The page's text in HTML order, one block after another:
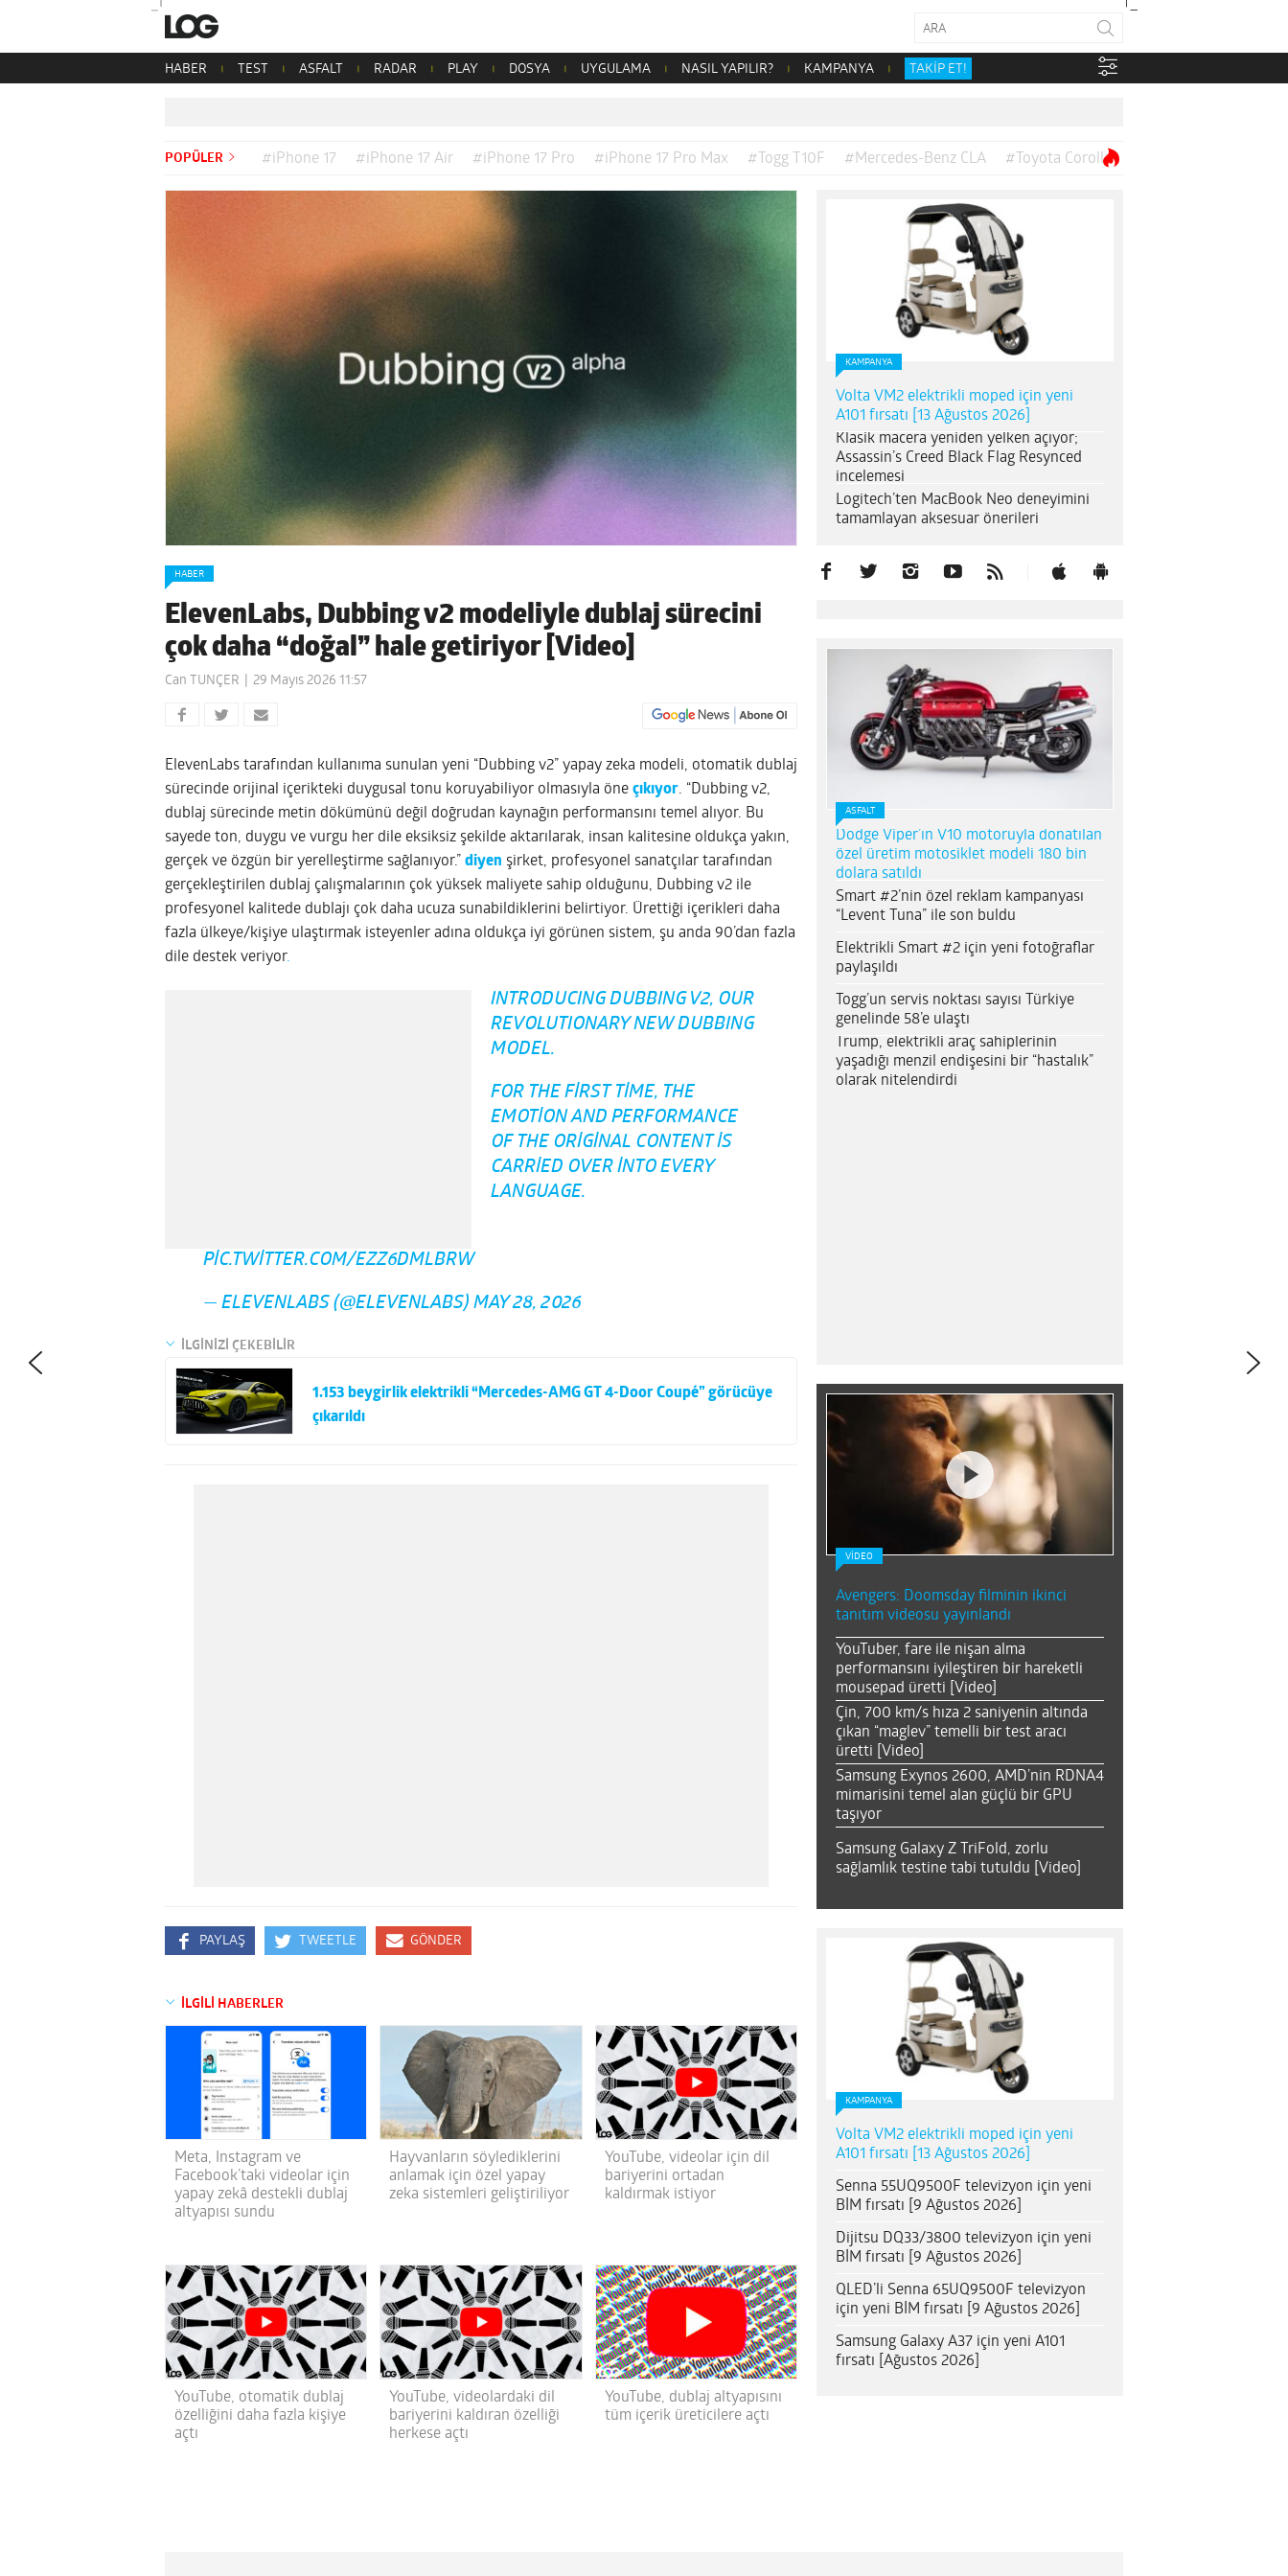
HABER TEST ASFALT RADAR PLAY DOSYA UYGULAMA NASIL YAPILIR? KAMPANYA TAKİP ET!
POPÜLER #iPhone 17 #iPhone 17 Air #iPhone 17 Pro #iPhone 17 Pro Max #Togg T10F #Mercedes-Benz CLA #Toyota Corolla
HABER
ElevenLabs, Dubbing v2 modeliyle dublaj sürecini
çok daha “doğal” hale getiriyor [Video]
Can TUNÇER 29 Mayıs 2026 11:57
ElevenLabs tarafından kullanıma sunulan yeni “Dubbing v2” yapay zeka modeli, otomatik dublaj
sürecinde orijinal içerikteki duygusal tonu koruyabiliyor olmasıyla öne çıkıyor. “Dubbing v2,
dublaj sürecinde metin dökümünü değil doğrudan kaynağın performansını temel alıyor. Bu
sayede ton, duygu ve vurgu her dile eksiksiz şekilde aktarılarak, insan kalitesine oldukça yakın,
gerçek ve özgün bir yerelleştirme sağlanıyor.” diyen şirket, profesyonel sanatçılar tarafından
gerçekleştirilen dublaj çalışmalarının çok yüksek maliyete sahip olduğunu, Dubbing v2 ile
profesyonel kalitede dublajı çok daha ucuza sunabildiklerini belirtiyor. Ürettiği içerikleri daha
fazla ülkeye/kişiye ulaştırmak isteyenler adına oldukça iyi görünen sistem, şu anda 90’dan fazla
dile destek veriyor.
INTRODUCING DUBBING V2, OUR
REVOLUTIONARY NEW DUBBING
MODEL.
FOR THE FIRST TIME, THE
EMOTION AND PERFORMANCE
OF THE ORIGINAL CONTENT IS
CARRIED OVER INTO EVERY
LANGUAGE.
PIC.TWITTER.COM/EZZ6DMLBRW
— ELEVENLABS (@ELEVENLABS) MAY 28, 2026
İLGİNİZİ ÇEKEBİLİR
1.153 beygirlik elektrikli “Mercedes-AMG GT 4-Door Coupé” görücüye
çıkarıldı
PAYLAŞ TWEETLE GÖNDER
İLGİLİ HABERLER
Meta, Instagram ve
Facebook’taki videolar için
yapay zekâ destekli dublaj
altyapısı sundu
Hayvanların söylediklerini
anlamak için özel yapay
zeka sistemleri geliştiriliyor
YouTube, videolar için dil
bariyerini ortadan
kaldırmak istiyor
YouTube, otomatik dublaj
özelliğini daha fazla kişiye
açtı
YouTube, videolardaki dil
bariyerini kaldıran özelliği
herkese açtı
YouTube, dublaj altyapısını
tüm içerik üreticilere açtı
KAMPANYA
Volta VM2 elektrikli moped için yeni
A101 fırsatı [13 Ağustos 2026]
Klasik macera yeniden yelken açıyor;
Assassin’s Creed Black Flag Resynced
incelemesi
Logitech’ten MacBook Neo deneyimini
tamamlayan aksesuar önerileri
ASFALT
Dodge Viper’ın V10 motoruyla donatılan
özel üretim motosiklet modeli 180 bin
dolara satıldı
Smart #2’nin özel reklam kampanyası
“Levent Tuna” ile son buldu
Elektrikli Smart #2 için yeni fotoğraflar
paylaşıldı
Togg’un servis noktası sayısı Türkiye
genelinde 58’e ulaştı
Trump, elektrikli araç sahiplerinin
yaşadığı menzil endişesini bir “hastalık”
olarak nitelendirdi
VİDEO
Avengers: Doomsday filminin ikinci
tanıtım videosu yayınlandı
YouTuber, fare ile nişan alma
performansını iyileştiren bir hareketli
mousepad üretti [Video]
Çin, 700 km/s hıza 2 saniyenin altında
çıkan “maglev” temelli bir test aracı
üretti [Video]
Samsung Exynos 2600, AMD’nin RDNA4
mimarisini temel alan güçlü bir GPU
taşıyor
Samsung Galaxy Z TriFold, zorlu
sağlamlık testine tabi tutuldu [Video]
KAMPANYA
Volta VM2 elektrikli moped için yeni
A101 fırsatı [13 Ağustos 2026]
Senna 55UQ9500F televizyon için yeni
BİM fırsatı [9 Ağustos 2026]
Dijitsu DQ33/3800 televizyon için yeni
BİM fırsatı [9 Ağustos 2026]
QLED’li Senna 65UQ9500F televizyon
için yeni BİM fırsatı [9 Ağustos 2026]
Samsung Galaxy A37 için yeni A101
fırsatı [Ağustos 2026]